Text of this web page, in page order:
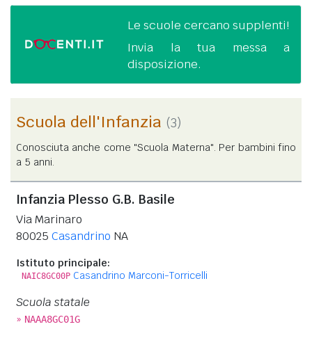
Le scuole cercano supplenti!
Invia la tua messa a
disposizione.
Scuola dell'Infanzia (3)
Conosciuta anche come "Scuola Materna". Per bambini fino
a 5 anni.
Infanzia Plesso G.B. Basile
Via Marinaro
80025 Casandrino NA
Istituto principale:
NAIC8GC00P Casandrino Marconi-Torricelli
Scuola statale
» NAAA8GC01G